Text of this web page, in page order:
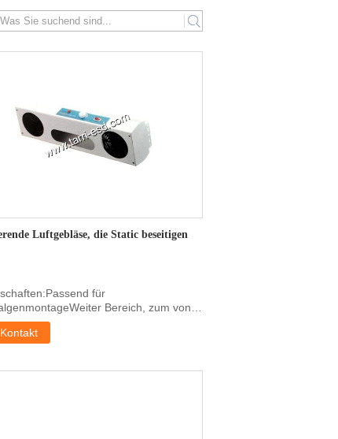
search
Luftgebläse, die Static beseitigen
für
Bereich, zum von
beseitigenZwei ...
Kontakt